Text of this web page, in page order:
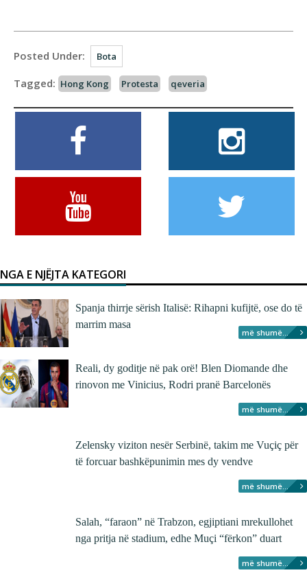
Posted Under: Bota
Tagged: Hong Kong Protesta qeveria
NGA E NJËJTA KATEGORI
Spanja thirrje sërish Italisë: Rihapni kufijtë, ose do të
marrim masa
më shumë...
Reali, dy goditje në pak orë! Blen Diomande dhe
rinovon me Vinicius, Rodri pranë Barcelonës
më shumë...
Zelensky viziton nesër Serbinë, takim me Vuçiç për
të forcuar bashkëpunimin mes dy vendve
më shumë...
Salah, “faraon” në Trabzon, egjiptiani mrekullohet
nga pritja në stadium, edhe Muçi “fërkon” duart
më shumë...